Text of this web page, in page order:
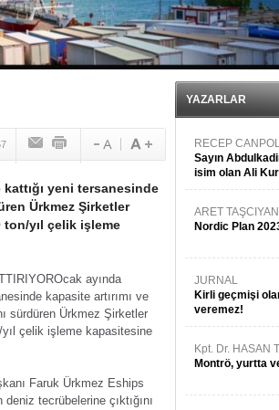
derinliklerinde halkı tehdit ediyor
10 tekneyi soydular!
tonaj yetkisi
Zekâ, Ustanın yerini alamaz”
yüzer havuza omurga: NB26
yeni tersanesinde
Ürkmez Şirketler
ton/yıl çelik işleme
Ocak ayında
kapasite artırımı ve
sürdüren Ürkmez Şirketler
çelik işleme kapasitesine
Faruk Ürkmez Eships
tecrübelerine çıktığını
YAZARLAR
RECEP
Sayın
isim olan Ali
danışıyorsunuz?
ARET TAŞCIYAN
Nordic Plan
JURNAL
Kirli geçmişi
veremez!
Kpt. Dr. HASAN
Montrö, yurtta